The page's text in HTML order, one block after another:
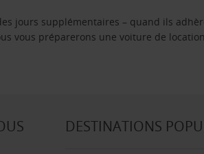
jours supplémentaires – quand ils
vous préparerons une voiture de
DESTINATIONS